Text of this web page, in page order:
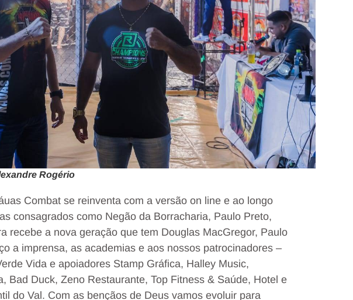
Rogério
Combat se reinventa com a versão on line e ao longo
consagrados como Negão da Borracharia, Paulo Preto,
recebe a nova geração que tem Douglas MacGregor, Paulo
a imprensa, as academias e aos nossos patrocinadores –
Vida e apoiadores Stamp Gráfica, Halley Music,
Bad Duck, Zeno Restaurante, Top Fitness & Saúde, Hotel e
do Val. Com as bençãos de Deus vamos evoluir para